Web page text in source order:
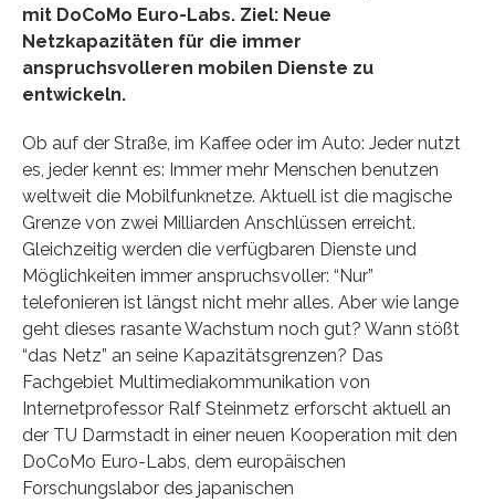
mit DoCoMo Euro-Labs. Ziel: Neue
Netzkapazitäten für die immer
anspruchsvolleren mobilen Dienste zu
entwickeln.
Ob auf der Straße, im Kaffee oder im Auto: Jeder nutzt
es, jeder kennt es: Immer mehr Menschen benutzen
weltweit die Mobilfunknetze. Aktuell ist die magische
Grenze von zwei Milliarden Anschlüssen erreicht.
Gleichzeitig werden die verfügbaren Dienste und
Möglichkeiten immer anspruchsvoller: “Nur”
telefonieren ist längst nicht mehr alles. Aber wie lange
geht dieses rasante Wachstum noch gut? Wann stößt
“das Netz” an seine Kapazitätsgrenzen? Das
Fachgebiet Multimediakommunikation von
Internetprofessor Ralf Steinmetz erforscht aktuell an
der TU Darmstadt in einer neuen Kooperation mit den
DoCoMo Euro-Labs, dem europäischen
Forschungslabor des japanischen